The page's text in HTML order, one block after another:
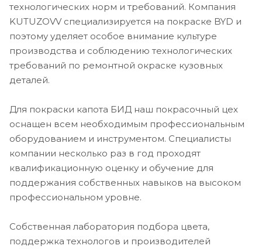
технологических норм и требований. Компания
KUTUZOVV специализируется на покраске BYD и
поэтому уделяет особое внимание культуре
производства и соблюдению технологических
требований по ремонтной окраске кузовных
деталей.
Для покраски капота БИД наш покрасочный цех
оснащен всем необходимым профессиональным
оборудованием и инструментом. Специалисты
компании несколько раз в год проходят
квалификационную оценку и обучение для
поддержания собственных навыков на высоком
профессиональном уровне.
Собственная лаборатория подбора цвета,
поддержка технологов и производителей